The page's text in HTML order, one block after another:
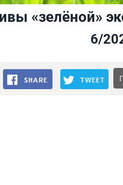
«зелёной»
6/